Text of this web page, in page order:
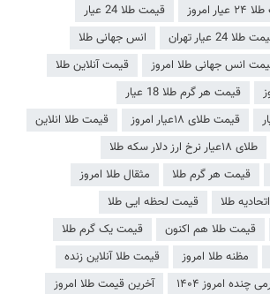
امروز
قیمت طلا 24 عیار
طلا 24 عیار تهران
انس جهانی طلا
انس جهانی طلا امروز
قیمت آنلاین طلا
قیمت هر گرم طلا 18 عیار
قیمت طلای ۱۸عیار امروز
قیمت طلا انلاین
طلای ۱۸عیار نرخ ارز دلار سکه طلا
قیمت هر گرم طلا
مثقال طلا امروز
طلا
قیمت لحظه ایی طلا
قیمت طلا هم اکنون
قیمت یک گرم طلا
مظنه طلا امروز
قیمت طلا آنلاین زنده
چنده امروز ۱۴۰۴
آخرین قیمت طلا امروز